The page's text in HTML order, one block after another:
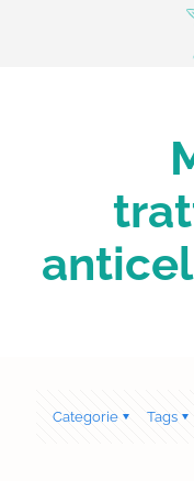
Categorie Tags